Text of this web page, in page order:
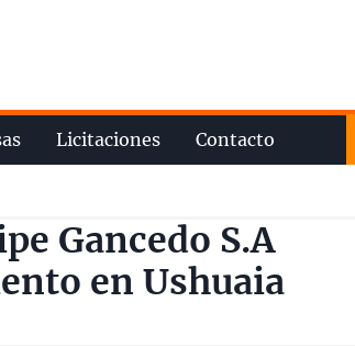
Licitaciones Contacto
Gancedo S.A
en Ushuaia